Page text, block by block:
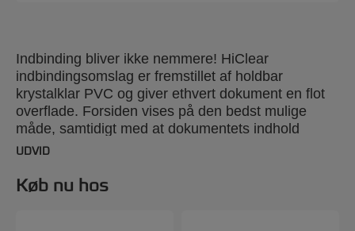
Indbinding bliver ikke nemmere! HiClear
indbindingsomslag er fremstillet af holdbar
krystalklar PVC og giver ethvert dokument en flot
overflade. Forsiden vises på den bedst mulige
måde, samtidigt med at dokumentets indhold
beskyttes. Farve: Super klar. 240 micron. A3
UDVID
Køb nu hos